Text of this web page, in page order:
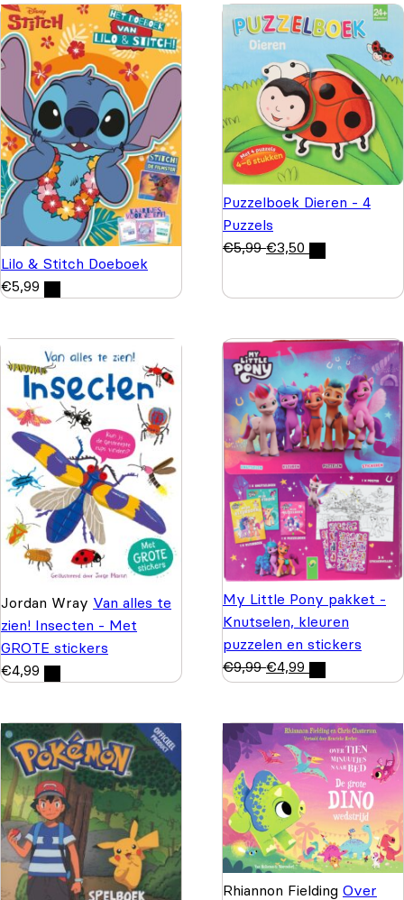
Lilo & Stitch Doeboek
€5,99
Puzzelboek Dieren - 4
Puzzels
€5,99 €3,50
Jordan Wray Van alles te
zien! Insecten - Met
GROTE stickers
€4,99
My Little Pony pakket -
Knutselen, kleuren
puzzelen en stickers
€9,99 €4,99
Rhiannon Fielding Over